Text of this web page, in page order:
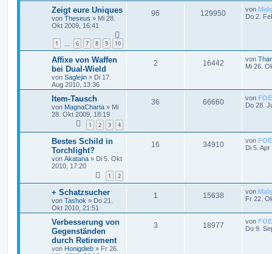
Zeigt eure Uniques
von Theseus » Mi 28.
Okt 2009, 16:41
1 6 7 8 9 10
96 129950 von
Do 2.
Affixe von Waffen
bei Dual-Wield
von Saglejin » Di 17.
Aug 2010, 13:36
2 16442 von
Mi 26.
Item-Tausch
von MagnaCharta » Mi
28. Okt 2009, 18:19
1 2 3 4
36 66660 von FOE
Do 28.
Bestes Schild in
Torchlight?
von Akatana » Di 5. Okt
2010, 17:20
1 2
16 34910 von FOE
Di 5.
+ Schatzsucher
von Tashok » Do 21.
Okt 2010, 21:51
1 15638 von
Fr 22.
Verbesserung von
Gegenständen
durch Retirement
von Honigdieb » Fr 26.
3 18977 von FOE
Do 9.